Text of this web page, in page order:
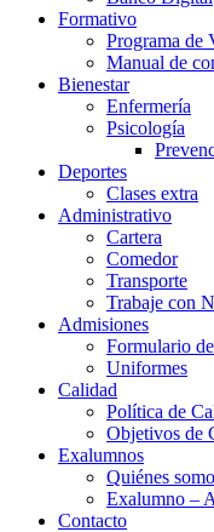
Formativo
Programa de
Manual de
Bienestar
Enfermería
Psicología
Deportes
Clases extra
Administrativo
Cartera
Comedor
Transporte
Trabaje con
Admisiones
Formulario
Uniformes
Calidad
Política de
Objetivos de
Exalumnos
Quiénes
Exalumno –
Contacto